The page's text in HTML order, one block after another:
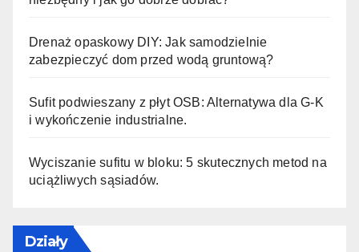
Drenaż opaskowy DIY: Jak samodzielnie
zabezpieczyć dom przed wodą gruntową?
Sufit podwieszany z płyt OSB: Alternatywa dla G-K
i wykończenie industrialne.
Wyciszanie sufitu w bloku: 5 skutecznych metod na
uciążliwych sąsiadów.
Działy